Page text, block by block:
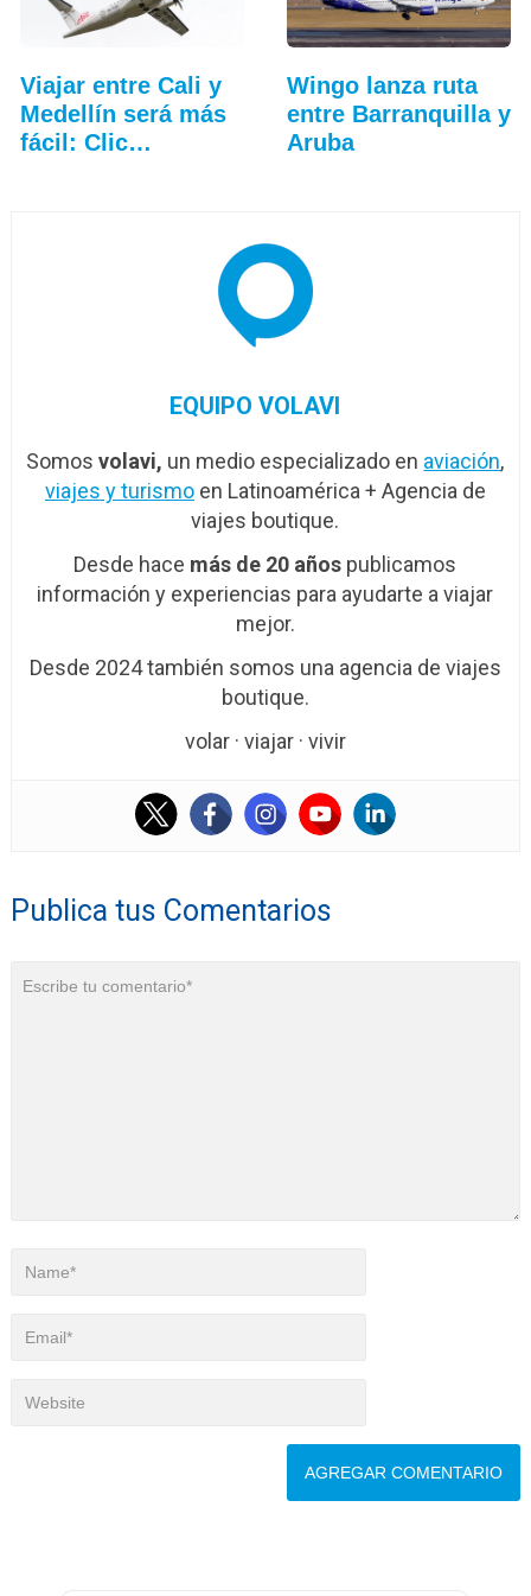
Viajar entre Cali y
Medellín será más
fácil: Clic…
Wingo lanza ruta
entre Barranquilla y
Aruba
EQUIPO VOLAVI
Somosvolavi, un medio especializado en aviación,
viajes y turismoen Latinoamérica + Agencia de
viajes boutique.
Desde hace más de 20 años publicamos
información y experiencias para ayudarte a viajar
mejor.
Desde 2024 también somos una agencia de viajes
boutique.
volar · viajar · vivir
Publica tus Comentarios